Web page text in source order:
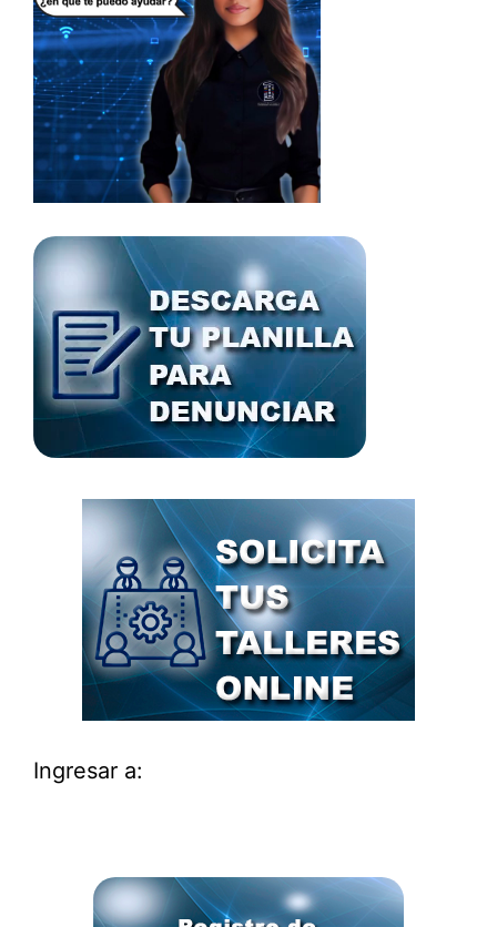
Ingresar a: